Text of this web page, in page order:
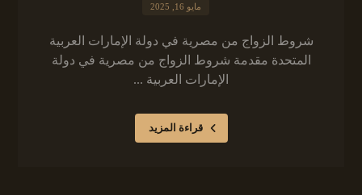
مايو 16, 2025
شروط الزواج من مصرية في دولة الإمارات العربية
المتحدة مقدمة شروط الزواج من مصرية في دولة
الإمارات العربية ...
قراءة المزيد